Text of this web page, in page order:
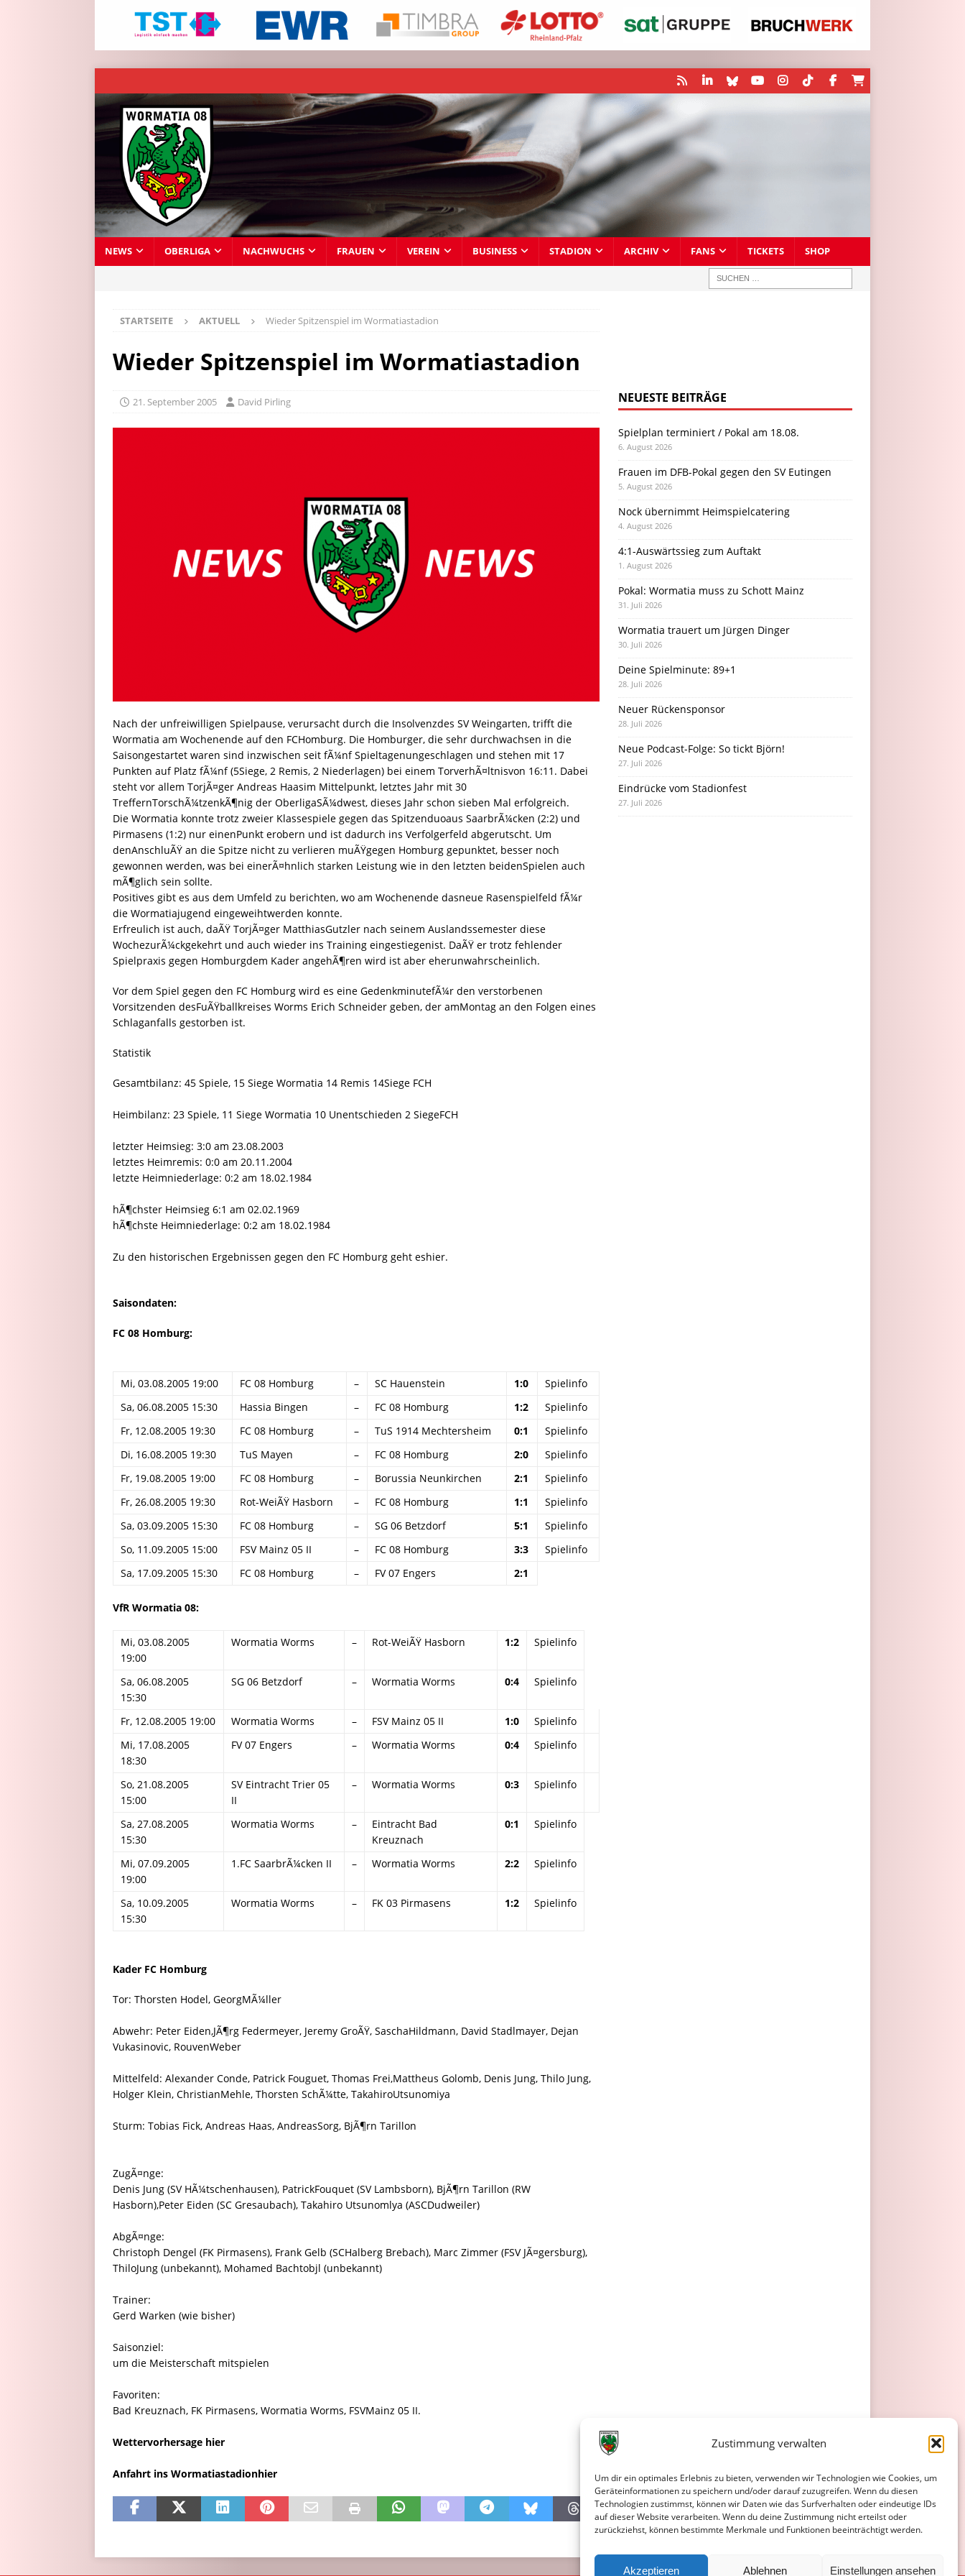
Zustimmung verwalten
Um dir ein optimales Erlebnis zu bieten, verwenden wir Technologien wie Cookies, um
Geräteinformationen zu speichern und/oder darauf zuzugreifen. Wenn du diesen
Technologien zustimmst, können wir Daten wie das Surfverhalten oder eindeutige IDs
auf dieser Website verarbeiten. Wenn du deine Zustimmung nicht erteilst oder
zurückziehst, können bestimmte Merkmale und Funktionen beeinträchtigt werden.
Akzeptieren Ablehnen Einstellungen ansehen
NEWS OBERLIGA NACHWUCHS FRAUEN VEREIN BUSINESS STADION ARCHIV FANS TICKETS SHOP
STARTSEITE AKTUELL Wieder Spitzenspiel im Wormatiastadion
Wieder Spitzenspiel im Wormatiastadion
21. September 2005 David Pirling
Nach der unfreiwilligen Spielpause, verursacht durch die Insolvenzdes SV Weingarten, trifft die
Wormatia am Wochenende auf den FCHomburg. Die Homburger, die sehr durchwachsen in die
Saisongestartet waren sind inzwischen seit fÃ¼nf Spieltagenungeschlagen und stehen mit 17
Punkten auf Platz fÃ¼nf (5Siege, 2 Remis, 2 Niederlagen) bei einem TorverhÃ¤ltnisvon 16:11. Dabei
steht vor allem TorjÃ¤ger Andreas Haasim Mittelpunkt, letztes Jahr mit 30
TreffernTorschÃ¼tzenkÃ¶nig der OberligaSÃ¼dwest, dieses Jahr schon sieben Mal erfolgreich.
Die Wormatia konnte trotz zweier Klassespiele gegen das Spitzenduoaus SaarbrÃ¼cken (2:2) und
Pirmasens (1:2) nur einenPunkt erobern und ist dadurch ins Verfolgerfeld abgerutscht. Um
denAnschluÃŸ an die Spitze nicht zu verlieren muÃŸgegen Homburg gepunktet, besser noch
gewonnen werden, was bei einerÃ¤hnlich starken Leistung wie in den letzten beidenSpielen auch
mÃ¶glich sein sollte.
Positives gibt es aus dem Umfeld zu berichten, wo am Wochenende dasneue Rasenspielfeld fÃ¼r
die Wormatiajugend eingeweihtwerden konnte.
Erfreulich ist auch, daÃŸ TorjÃ¤ger MatthiasGutzler nach seinem Auslandssemester diese
WochezurÃ¼ckgekehrt und auch wieder ins Training eingestiegenist. DaÃŸ er trotz fehlender
Spielpraxis gegen Homburgdem Kader angehÃ¶ren wird ist aber eherunwahrscheinlich.
Vor dem Spiel gegen den FC Homburg wird es eine GedenkminutefÃ¼r den verstorbenen
Vorsitzenden desFuÃŸballkreises Worms Erich Schneider geben, der amMontag an den Folgen eines
Schlaganfalls gestorben ist.
Statistik
Gesamtbilanz: 45 Spiele, 15 Siege Wormatia 14 Remis 14Siege FCH
Heimbilanz: 23 Spiele, 11 Siege Wormatia 10 Unentschieden 2 SiegeFCH
letzter Heimsieg: 3:0 am 23.08.2003
letztes Heimremis: 0:0 am 20.11.2004
letzte Heimniederlage: 0:2 am 18.02.1984
hÃ¶chster Heimsieg 6:1 am 02.02.1969
hÃ¶chste Heimniederlage: 0:2 am 18.02.1984
Zu den historischen Ergebnissen gegen den FC Homburg geht eshier.
Saisondaten:
FC 08 Homburg:
Mi, 03.08.2005 19:00 FC 08 Homburg – SC Hauenstein 1:0
Spielinfo
Sa, 06.08.2005 15:30
Hassia Bingen – FC 08 Homburg 1:2
Spielinfo
Fr, 12.08.2005 19:30
FC 08 Homburg – TuS 1914 Mechtersheim 0:1
Spielinfo
Di, 16.08.2005 19:30
TuS Mayen – FC 08 Homburg 2:0
Spielinfo
Fr, 19.08.2005 19:00
FC 08 Homburg – Borussia Neunkirchen 2:1
Spielinfo
Fr, 26.08.2005 19:30
Rot-WeiÃŸ Hasborn – FC 08 Homburg 1:1
Spielinfo
Sa, 03.09.2005 15:30
FC 08 Homburg – SG 06 Betzdorf 5:1
Spielinfo
So, 11.09.2005 15:00
FSV Mainz 05 II – FC 08 Homburg 3:3
Spielinfo
Sa, 17.09.2005 15:30
FC 08 Homburg – FV 07 Engers 2:1
VfR Wormatia 08:
Mi, 03.08.2005
19:00
Wormatia Worms – Rot-WeiÃŸ Hasborn 1:2 Spielinfo
Sa, 06.08.2005
15:30
SG 06 Betzdorf – Wormatia Worms 0:4 Spielinfo
Fr, 12.08.2005 19:00 Wormatia Worms – FSV Mainz 05 II 1:0
Spielinfo
Mi, 17.08.2005
18:30
FV 07 Engers – Wormatia Worms 0:4 Spielinfo
So, 21.08.2005
15:00
SV Eintracht Trier 05
II
– Wormatia Worms 0:3 Spielinfo
Sa, 27.08.2005
15:30
Wormatia Worms –
Eintracht Bad
Kreuznach
0:1 Spielinfo
Mi, 07.09.2005
19:00
1.FC SaarbrÃ¼cken II – Wormatia Worms 2:2 Spielinfo
Sa, 10.09.2005
15:30
Wormatia Worms – FK 03 Pirmasens 1:2 Spielinfo
Kader FC Homburg
Tor: Thorsten Hodel, GeorgMÃ¼ller
Abwehr: Peter Eiden,JÃ¶rg Federmeyer, Jeremy GroÃŸ, SaschaHildmann, David Stadlmayer, Dejan
Vukasinovic, RouvenWeber
Mittelfeld: Alexander Conde, Patrick Fouguet, Thomas Frei,Mattheus Golomb, Denis Jung, Thilo Jung,
Holger Klein, ChristianMehle, Thorsten SchÃ¼tte, TakahiroUtsunomiya
Sturm: Tobias Fick, Andreas Haas, AndreasSorg, BjÃ¶rn Tarillon
ZugÃ¤nge:
Denis Jung (SV HÃ¼tschenhausen), PatrickFouquet (SV Lambsborn), BjÃ¶rn Tarillon (RW
Hasborn),Peter Eiden (SC Gresaubach), Takahiro Utsunomlya (ASCDudweiler)
AbgÃ¤nge:
Christoph Dengel (FK Pirmasens), Frank Gelb (SCHalberg Brebach), Marc Zimmer (FSV JÃ¤gersburg),
ThiloJung (unbekannt), Mohamed Bachtobjl (unbekannt)
Trainer:
Gerd Warken (wie bisher)
Saisonziel:
um die Meisterschaft mitspielen
Favoriten:
Bad Kreuznach, FK Pirmasens, Wormatia Worms, FSVMainz 05 II.
Wettervorhersage hier
Anfahrt ins Wormatiastadionhier
NEUESTE BEITRÄGE
Spielplan terminiert / Pokal am 18.08.
6. August 2026
Frauen im DFB-Pokal gegen den SV Eutingen
5. August 2026
Nock übernimmt Heimspielcatering
4. August 2026
4:1-Auswärtssieg zum Auftakt
1. August 2026
Pokal: Wormatia muss zu Schott Mainz
31. Juli 2026
Wormatia trauert um Jürgen Dinger
30. Juli 2026
Deine Spielminute: 89+1
28. Juli 2026
Neuer Rückensponsor
28. Juli 2026
Neue Podcast-Folge: So tickt Björn!
27. Juli 2026
Eindrücke vom Stadionfest
27. Juli 2026